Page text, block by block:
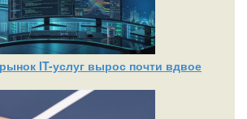
IT-услуг вырос почти вдвое